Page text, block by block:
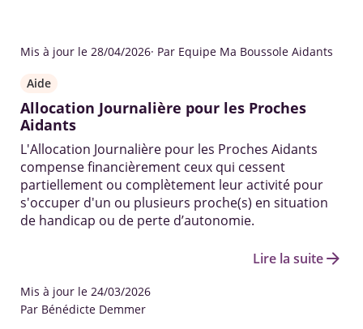
Mis à jour le 28/04/2026· Par Equipe Ma Boussole Aidants
Aide
Allocation Journalière pour les Proches
Aidants
L'Allocation Journalière pour les Proches Aidants
compense financièrement ceux qui cessent
partiellement ou complètement leur activité pour
s'occuper d'un ou plusieurs proche(s) en situation
de handicap ou de perte d’autonomie.
Lire la suitearrow_forward
Mis à jour le 24/03/2026
Par Bénédicte Demmer